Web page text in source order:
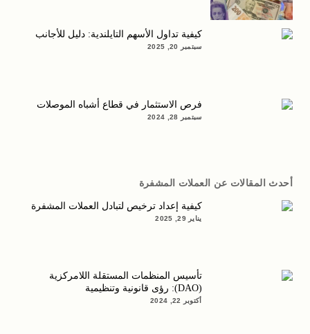
كيفية تداول الأسهم التايلندية: دليل للأجانب
سبتمبر 20, 2025
فرص الاستثمار في قطاع أشباه الموصلات
سبتمبر 28, 2024
أحدث المقالات عن العملات المشفرة
كيفية إعداد ترخيص لتبادل العملات المشفرة
يناير 29, 2025
تأسيس المنظمات المستقلة اللامركزية
(DAO): رؤى قانونية وتنظيمية
أكتوبر 22, 2024